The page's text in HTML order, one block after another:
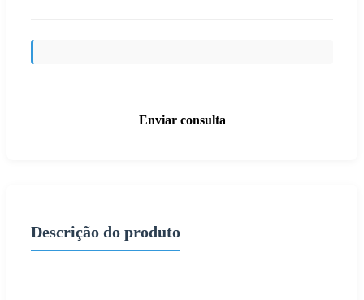
Enviar consulta
Descrição do produto